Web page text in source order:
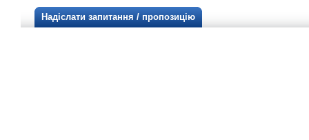
Надіслати запитання / пропозицію